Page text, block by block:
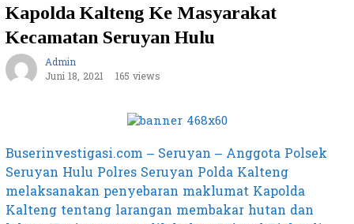
Kapolda Kalteng Ke Masyarakat
Kecamatan Seruyan Hulu
Admin
Juni 18, 2021
165 views
Buserinvestigasi.com – Seruyan – Anggota Polsek
Seruyan Hulu Polres Seruyan Polda Kalteng
melaksanakan penyebaran maklumat Kapolda
Kalteng tentang larangan membakar hutan dan